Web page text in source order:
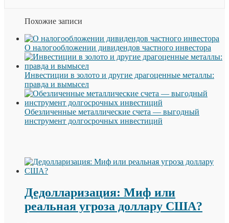
Похожие записи
О налогообложении дивидендов частного инвестора
Инвестиции в золото и другие драгоценные металлы:
правда и вымысел
Обезличенные металлические счета — выгодный
инструмент долгосрочных инвестиций
Дедолларизация: Миф или
реальная угроза доллару США?